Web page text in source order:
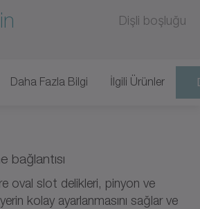
Dişli boşluğu
Daha Fazla Bilgi İlgili Ürünler
bağlantısı
oval slot delikleri, pinyon ve
kolay ayarlanmasını sağlar ve